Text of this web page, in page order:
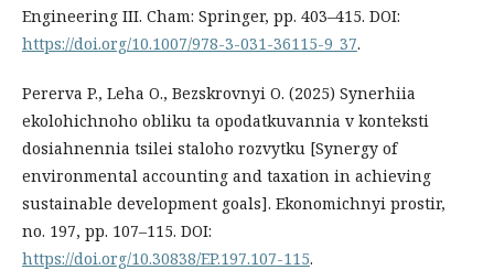
Engineering III. Cham: Springer, pp. 403–415. DOI:
https://doi.org/10.1007/978-3-031-36115-9_37.
Pererva P., Leha O., Bezskrovnyi O. (2025) Synerhiia
ekolohichnoho obliku ta opodatkuvannia v konteksti
dosiahnennia tsilei staloho rozvytku [Synergy of
environmental accounting and taxation in achieving
sustainable development goals]. Ekonomichnyi prostir,
no. 197, pp. 107–115. DOI:
https://doi.org/10.30838/EP.197.107-115.